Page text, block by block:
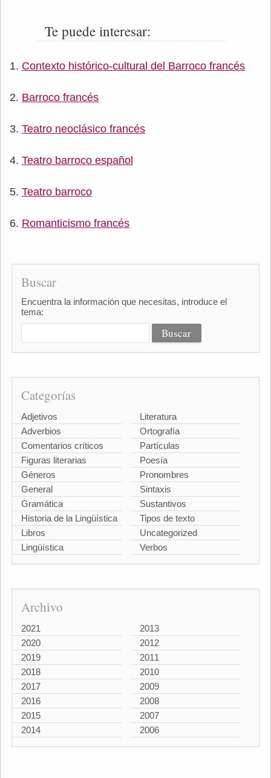
Te puede interesar:
Contexto histórico-cultural del Barroco francés
Barroco francés
Teatro neoclásico francés
Teatro barroco español
Teatro barroco
Romanticismo francés
Buscar
Encuentra la información que necesitas, introduce el
tema:
Categorías
Adjetivos
Adverbios
Comentarios críticos
Figuras literarias
Géneros
General
Gramática
Historia de la Lingüística
Libros
Lingüística
Literatura
Ortografía
Partículas
Poesía
Pronombres
Sintaxis
Sustantivos
Tipos de texto
Uncategorized
Verbos
Archivo
2021
2020
2019
2018
2017
2016
2015
2014
2013
2012
2011
2010
2009
2008
2007
2006